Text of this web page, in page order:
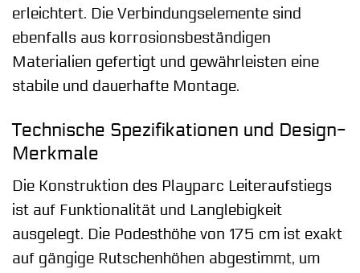
erleichtert. Die Verbindungselemente sind
ebenfalls aus korrosionsbeständigen
Materialien gefertigt und gewährleisten eine
stabile und dauerhafte Montage.
Technische Spezifikationen und Design-
Merkmale
Die Konstruktion des Playparc Leiteraufstiegs
ist auf Funktionalität und Langlebigkeit
ausgelegt. Die Podesthöhe von 175 cm ist exakt
auf gängige Rutschenhöhen abgestimmt, um